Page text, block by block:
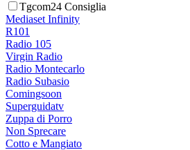
Tgcom24 Consiglia
Mediaset Infinity
R101
Radio 105
Virgin Radio
Radio Montecarlo
Radio Subasio
Comingsoon
Superguidatv
Zuppa di Porro
Non Sprecare
Cotto e Mangiato